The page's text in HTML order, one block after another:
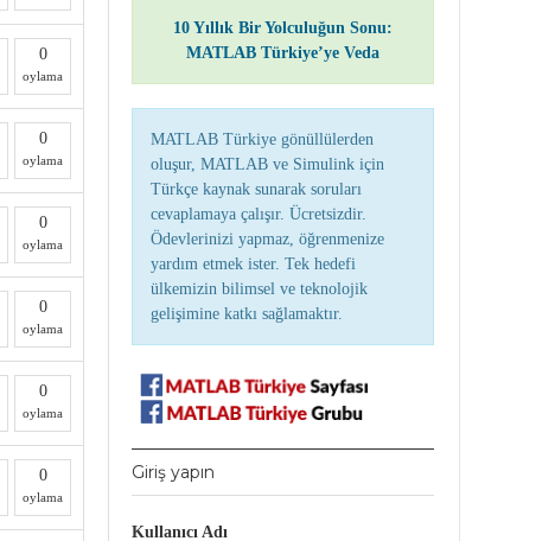
0
oylama
0
oylama
0
oylama
0
oylama
0
oylama
0
oylama
10 Yıllık Bir Yolculuğun Sonu:
MATLAB Türkiye’ye Veda
MATLAB Türkiye gönüllülerden
oluşur, MATLAB ve Simulink için
Türkçe kaynak sunarak soruları
cevaplamaya çalışır. Ücretsizdir.
Ödevlerinizi yapmaz, öğrenmenize
yardım etmek ister. Tek hedefi
ülkemizin bilimsel ve teknolojik
gelişimine katkı sağlamaktır.
Giriş yapın
Kullanıcı Adı